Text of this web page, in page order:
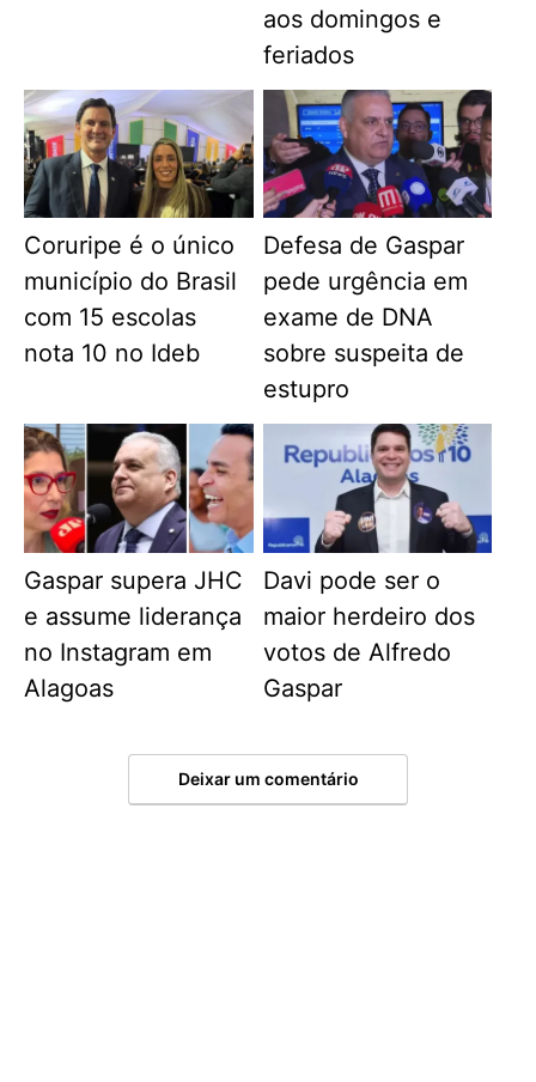
aos domingos e
feriados
Coruripe é o único
município do Brasil
com 15 escolas
nota 10 no Ideb
Defesa de Gaspar
pede urgência em
exame de DNA
sobre suspeita de
estupro
Gaspar supera JHC
e assume liderança
no Instagram em
Alagoas
Davi pode ser o
maior herdeiro dos
votos de Alfredo
Gaspar
Deixar um comentário